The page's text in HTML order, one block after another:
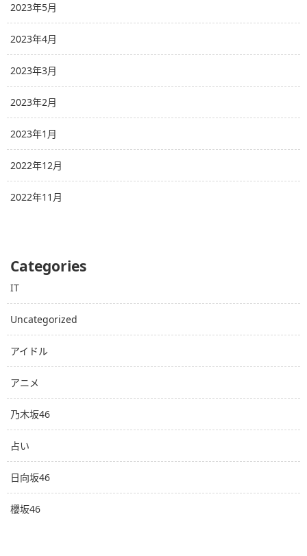
2023年5月
2023年4月
2023年3月
2023年2月
2023年1月
2022年12月
2022年11月
Categories
IT
Uncategorized
アイドル
アニメ
乃木坂46
占い
日向坂46
櫻坂46